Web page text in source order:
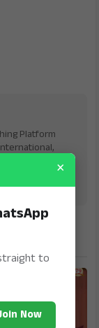
Platform
Affairs. Latest
the World.
×
to
Now